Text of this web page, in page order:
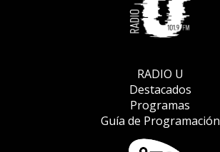
RADIO U
Destacados
Programas
Guía de Programación